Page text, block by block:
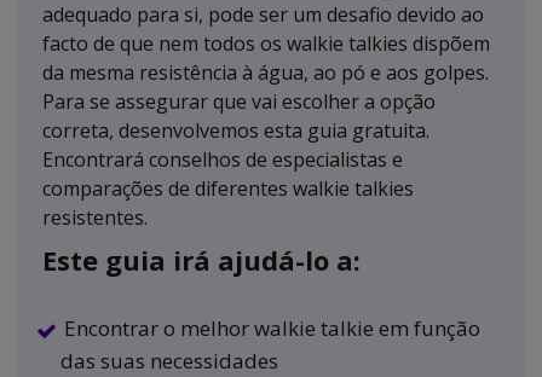
adequado para si, pode ser um desafio devido ao
facto de que nem todos os walkie talkies dispõem
da mesma resistência à água, ao pó e aos golpes.
Para se assegurar que vai escolher a opção
correta, desenvolvemos esta guia gratuita.
Encontrará conselhos de especialistas e
comparações de diferentes walkie talkies
resistentes.
Este guia irá ajudá-lo a:
Encontrar o melhor walkie talkie em função
das suas necessidades